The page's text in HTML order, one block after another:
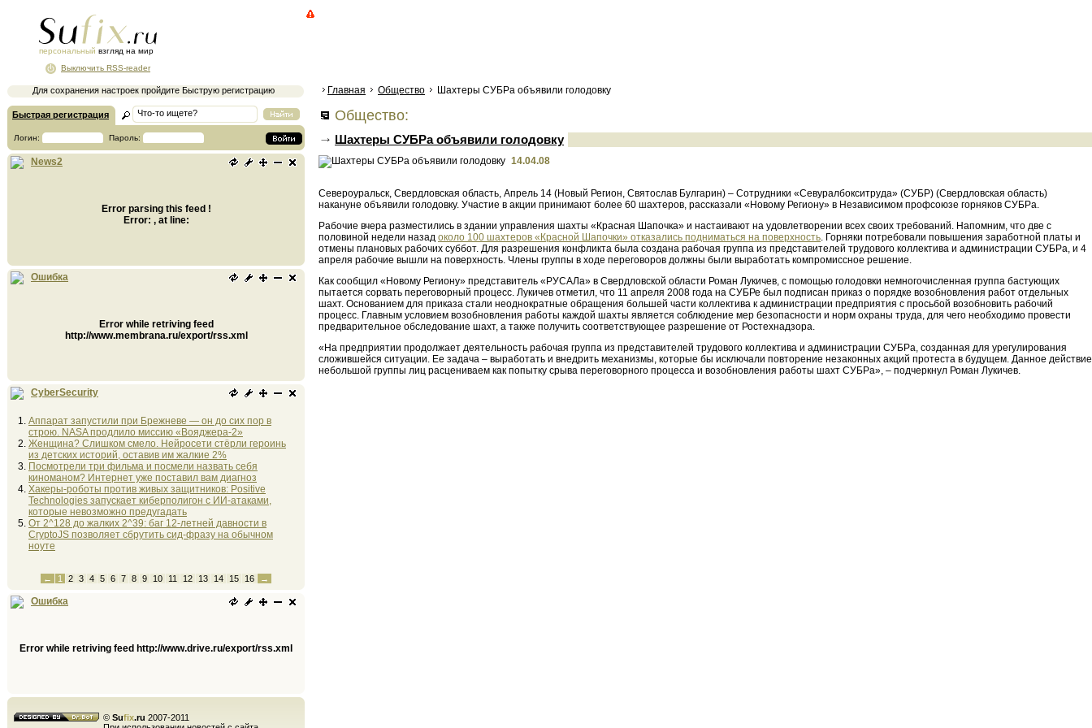
персональный взгляд на мир
Для сохранения настроек пройдите Быструю регистрацию
Выключить RSS-reader
Быстрая регистрация
Логин: Пароль:
News2
Error parsing this feed !
Error: , at line:
Ошибка
Error while retriving feed
http://www.membrana.ru/export/rss.xml
CyberSecurity
Аппарат запустили при Брежневе — он до сих пор в
строю. NASA продлило миссию «Вояджера-2»
Женщина? Слишком смело. Нейросети стёрли героинь
из детских историй, оставив им жалкие 2%
Посмотрели три фильма и посмели назвать себя
киноманом? Интернет уже поставил вам диагноз
Хакеры-роботы против живых защитников: Positive
Technologies запускает киберполигон с ИИ-атаками,
которые невозможно предугадать
От 2^128 до жалких 2^39: баг 12-летней давности в
CryptoJS позволяет сбрутить сид-фразу на обычном
ноуте
← 1 2 3 4 5 6 7 8 9 10 11 12 13 14 15 16 →
Ошибка
Error while retriving feed http://www.drive.ru/export/rss.xml
© Sufix.ru 2007-2011
Главная Общество Шахтеры СУБРа объявили голодовку
Общество:
Шахтеры СУБРа объявили голодовку
14.04.08
Североуральск, Свердловская область, Апрель 14 (Новый Регион, Святослав Булгарин) – Сотрудники «Севуралбокситруда» (СУБР) (Свердловская область)
накануне объявили голодовку. Участие в акции принимают более 60 шахтеров, рассказали «Новому Региону» в Независимом профсоюзе горняков СУБРа.
Рабочие вчера разместились в здании управления шахты «Красная Шапочка» и настаивают на удовлетворении всех своих требований. Напомним, что две с
половиной недели назад около 100 шахтеров «Красной Шапочки» отказались подниматься на поверхность. Горняки потребовали повышения заработной платы и
отмены плановых рабочих суббот. Для разрешения конфликта была создана рабочая группа из представителей трудового коллектива и администрации СУБРа, и 4
апреля рабочие вышли на поверхность. Члены группы в ходе переговоров должны были выработать компромиссное решение.
Как сообщил «Новому Региону» представитель «РУСАЛа» в Свердловской области Роман Лукичев, с помощью голодовки немногочисленная группа бастующих
пытается сорвать переговорный процесс. Лукичев отметил, что 11 апреля 2008 года на СУБРе был подписан приказ о порядке возобновления работ отдельных
шахт. Основанием для приказа стали неоднократные обращения большей части коллектива к администрации предприятия с просьбой возобновить рабочий
процесс. Главным условием возобновления работы каждой шахты является соблюдение мер безопасности и норм охраны труда, для чего необходимо провести
предварительное обследование шахт, а также получить соответствующее разрешение от Ростехнадзора.
«На предприятии продолжает деятельность рабочая группа из представителей трудового коллектива и администрации СУБРа, созданная для урегулирования
сложившейся ситуации. Ее задача – выработать и внедрить механизмы, которые бы исключали повторение незаконных акций протеста в будущем. Данное действие
небольшой группы лиц расцениваем как попытку срыва переговорного процесса и возобновления работы шахт СУБРа», – подчеркнул Роман Лукичев.